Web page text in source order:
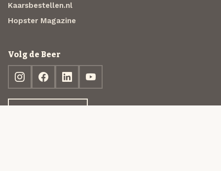
Kaarsbestellen.nl
Hopster Magazine
Volg de Beer